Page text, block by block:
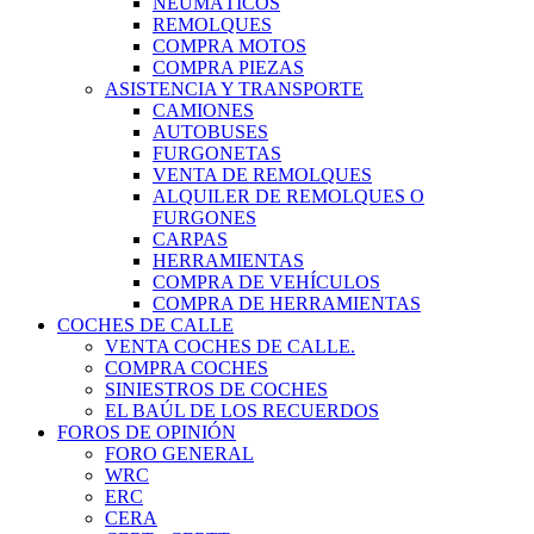
REMOLQUES
COMPRA MOTOS
COMPRA PIEZAS
ASISTENCIA Y TRANSPORTE
CAMIONES
AUTOBUSES
FURGONETAS
VENTA DE REMOLQUES
ALQUILER DE REMOLQUES O
FURGONES
CARPAS
HERRAMIENTAS
COMPRA DE VEHÍCULOS
COMPRA DE HERRAMIENTAS
COCHES DE CALLE
VENTA COCHES DE CALLE.
COMPRA COCHES
SINIESTROS DE COCHES
EL BAÚL DE LOS RECUERDOS
FOROS DE OPINIÓN
FORO GENERAL
WRC
ERC
CERA